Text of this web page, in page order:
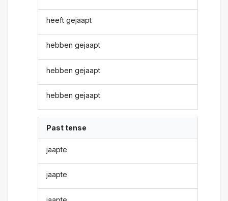
heeft gejaapt
hebben gejaapt
hebben gejaapt
hebben gejaapt
Past tense
jaapte
jaapte